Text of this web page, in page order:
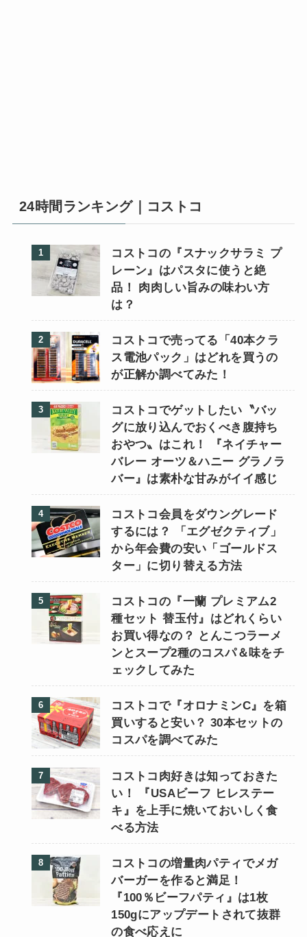
24時間ランキング｜コストコ
コストコの『スナックサラミ プ
レーン』はパスタに使うと絶
品！ 肉肉しい旨みの味わい方
は？
コストコで売ってる「40本クラ
ス電池パック」はどれを買うの
が正解か調べてみた！
コストコでゲットしたい〝バッ
グに放り込んでおくべき腹持ち
おやつ〟はこれ！ 『ネイチャー
バレー オーツ＆ハニー グラノラ
バー』は素朴な甘みがイイ感じ
コストコ会員をダウングレード
するには？ 「エグゼクティブ」
から年会費の安い「ゴールドス
ター」に切り替える方法
コストコの『一蘭 プレミアム2
種セット 替玉付』はどれくらい
お買い得なの？ とんこつラーメ
ンとスープ2種のコスパ＆味をチ
ェックしてみた
コストコで『オロナミンC』を箱
買いすると安い？ 30本セットの
コスパを調べてみた
コストコ肉好きは知っておきた
い！ 『USAビーフ ヒレステー
キ』を上手に焼いておいしく食
べる方法
コストコの増量肉パティでメガ
バーガーを作ると満足！
『100％ビーフパティ』は1枚
150gにアップデートされて抜群
の食べ応えに